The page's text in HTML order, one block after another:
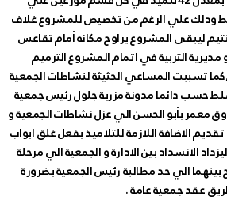
و15حجرة فقط ودلك علي الرغم من تخصيص للمشروع غلاف
سنتيم ليبقى المشروع يراوح مكانه أمام تقاعس
التربية في اتمام المشروع الترميم
تسببت المساعي الحثيثة لنشاطات الجمعية
حسب دائما مدونة مزربة جلول رئيس جمعية
معمر بأبو الحسن الي عزل نشاطات الجمعية و
الاضافة اللازمة للتلاميذ بفعل غلق ابواب
الانسداد بين الادارة و الجمعية الي مرحلة
الي حد مطالبة رئيس الجمعية بضرورة
عقد جمعية عامة .